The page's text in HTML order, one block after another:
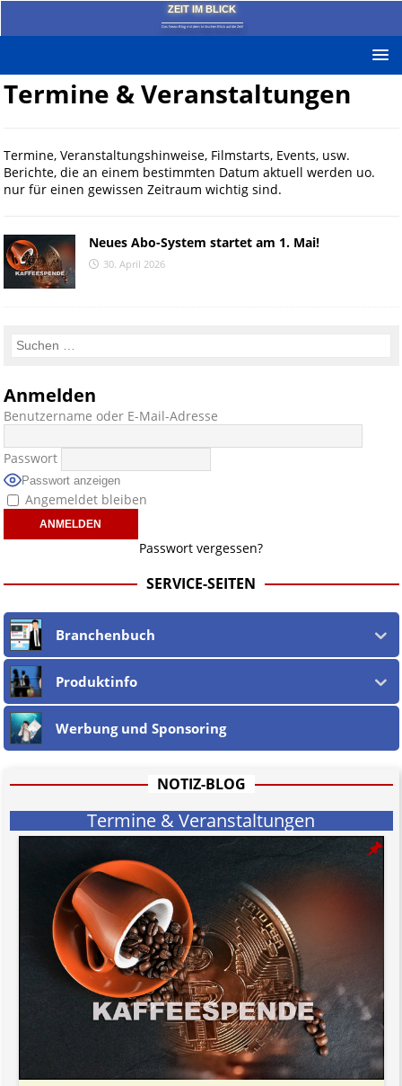
ZEIT IM BLICK
Das News-Blog mit dem kritischen Blick auf die Zeit!
Termine & Veranstaltungen
Termine, Veranstaltungshinweise, Filmstarts, Events, usw.
Berichte, die an einem bestimmten Datum aktuell werden uo.
nur für einen gewissen Zeitraum wichtig sind.
Neues Abo-System startet am 1. Mai!
30. April 2026
Anmelden
Benutzername oder E-Mail-Adresse
Passwort
Passwort anzeigen
Angemeldet bleiben
Passwort vergessen?
SERVICE-SEITEN
Branchenbuch
Produktinfo
Werbung und Sponsoring
NOTIZ-BLOG
Termine & Veranstaltungen